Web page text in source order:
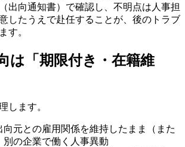
出向通知書）で確認し、不明点は人事担
したうえで赴任することが、後のトラブ
す。
は「期限付き・在籍維
します。
向元との雇用関係を維持したまま（また
別の企業で働く人事異動